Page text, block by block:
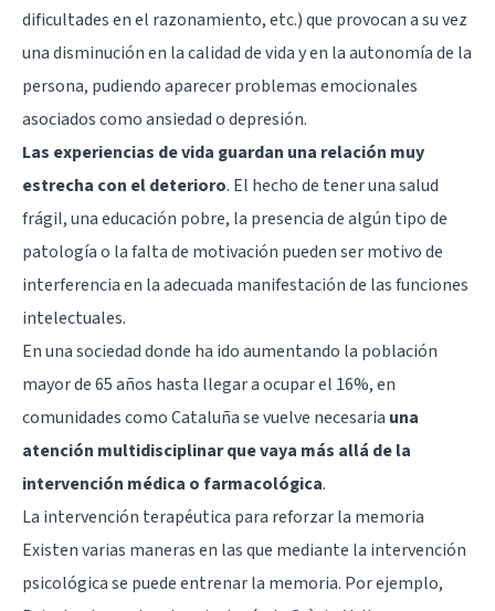
dificultades en el razonamiento, etc.) que provocan a su vez
una disminución en la calidad de vida y en la autonomía de la
persona, pudiendo aparecer problemas emocionales
asociados como ansiedad o depresión.
Las experiencias de vida guardan una relación muy
estrecha con el deterioro. El hecho de tener una salud
frágil, una educación pobre, la presencia de algún tipo de
patología o la falta de motivación pueden ser motivo de
interferencia en la adecuada manifestación de las funciones
intelectuales.
En una sociedad donde ha ido aumentando la población
mayor de 65 años hasta llegar a ocupar el 16%, en
comunidades como Cataluña se vuelve necesaria una
atención multidisciplinar que vaya más allá de la
intervención médica o farmacológica.
La intervención terapéutica para reforzar la memoria
Existen varias maneras en las que mediante la intervención
psicológica se puede entrenar la memoria. Por ejemplo,